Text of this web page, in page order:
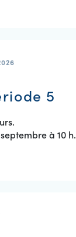
5
à 10 h.